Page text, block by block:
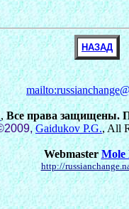
НАЗАД
, Все права защищены.
Gaidukov P.G., All
Webmaster Mole
http://